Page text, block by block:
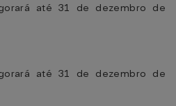
até 31 de dezembro de
até 31 de dezembro de